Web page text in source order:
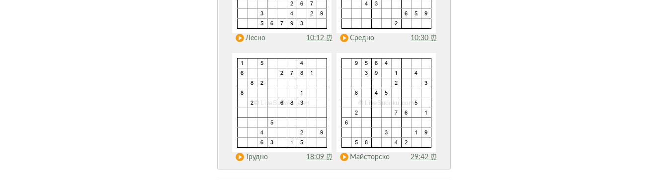
Лесно 10:12 ⏰ Средно 10:30 ⏰
Трудно 18:09 ⏰ Майсторско 29:42 ⏰